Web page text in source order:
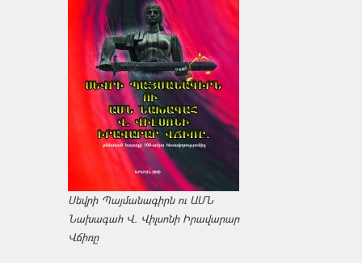
Սեվրի Պայմանագիրն ու ԱՄՆ
Նախագահ Վ. Վիլսոնի Իրավարար
Վճիռը